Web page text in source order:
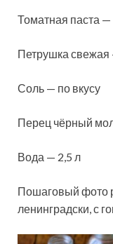
Томатная паста —
Петрушка свежая
Соль — по вкусу
Перец чёрный
Вода — 2,5 л
Пошаговый фото
ленинградски, с